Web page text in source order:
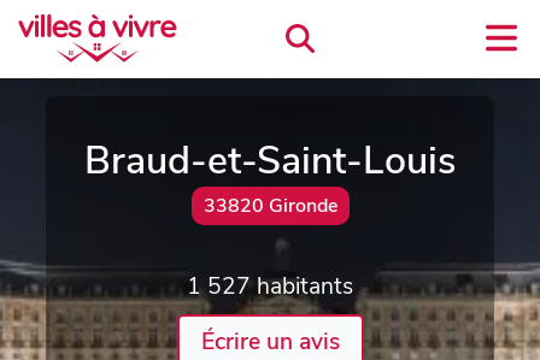
Braud-et-Saint-Louis
33820 Gironde
1 527 habitants
Écrire un avis